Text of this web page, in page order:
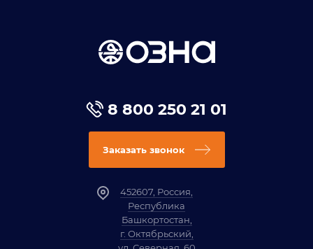
8 800 250 21 01
Заказать звонок
452607, Россия,
Республика
Башкортостан,
г. Октябрьский,